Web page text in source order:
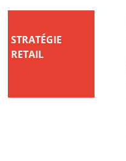
STRATÉGIE
RETAIL